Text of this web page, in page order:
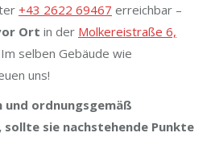
+43 2622 69467 erreichbar –
Ort in der Molkereistraße 6,
selben Gebäude wie
uns!
und ordnungsgemäß
sie nachstehende Punkte